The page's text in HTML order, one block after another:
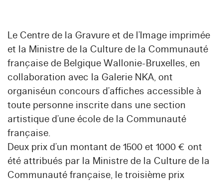
Le Centre de la Gravure et de l’Image imprimée
et la Ministre de la Culture de la Communauté
française de Belgique Wallonie-Bruxelles, en
collaboration avec la Galerie NKA, ont
organiséun concours d’affiches accessible à
toute personne inscrite dans une section
artistique d’une école de la Communauté
française.
Deux prix d’un montant de 1500 et 1000 € ont
été attribués par la Ministre de la Culture de la
Communauté française, le troisième prix